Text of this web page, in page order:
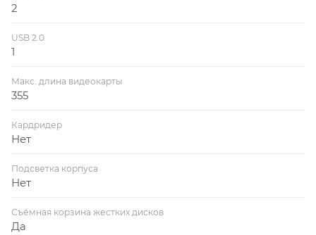
2
USB 2.0
1
Макс. длина видеокарты
355
Кардридер
Нет
Подсветка корпуса
Нет
Съёмная корзина жестких дисков
Да